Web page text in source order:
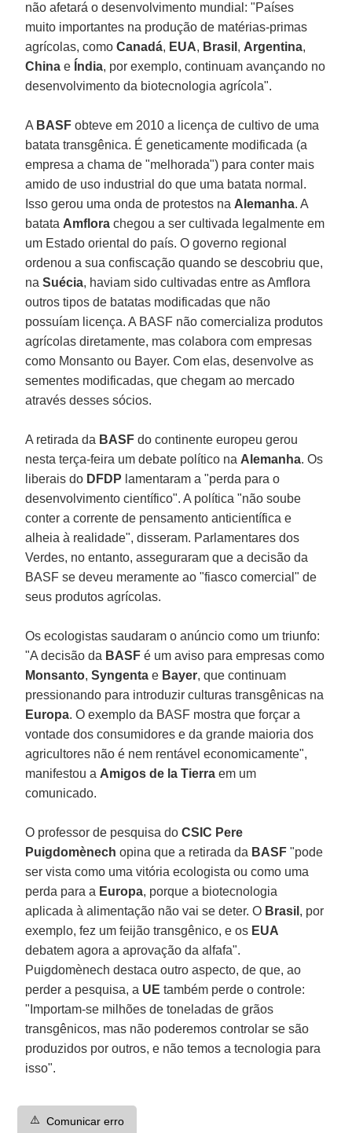
não afetará o desenvolvimento mundial: "Países
muito importantes na produção de matérias-primas
agrícolas, comoCanadá, EUA, Brasil ,Argentina,
Chinae Índia, por exemplo, continuam avançando no
desenvolvimento da biotecnologia agrícola".
A BASFobteve em 2010 a licença de cultivo de uma
batata transgênica. É geneticamente modificada (a
empresa a chama de "melhorada") para conter mais
amido de uso industrial do que uma batata normal.
Isso gerou uma onda de protestos naAlemanha. A
batataAmflorachegou a ser cultivada legalmente em
um Estado oriental do país. O governo regional
ordenou a sua confiscação quando se descobriu que,
naSuécia, haviam sido cultivadas entre as Amflora
outros tipos de batatas modificadas que não
possuíam licença. A BASF não comercializa produtos
agrícolas diretamente, mas colabora com empresas
como Monsanto ou Bayer. Com elas, desenvolve as
sementes modificadas, que chegam ao mercado
através desses sócios.
A retirada da BASFdo continente europeu gerou
nesta terça-feira um debate político naAlemanha. Os
liberais do DFDP lamentaram a "perda para o
desenvolvimento científico". A política "não soube
conter a corrente de pensamento anticientífica e
alheia à realidade", disseram. Parlamentares dos
Verdes, no entanto, asseguraram que a decisão da
BASF se deveu meramente ao "fiasco comercial" de
seus produtos agrícolas.
Os ecologistas saudaram o anúncio como um triunfo:
"A decisão da BASFé um aviso para empresas como
Monsanto,Syngentae Bayer, que continuam
pressionando para introduzir culturas transgênicas na
Europa. O exemplo da BASF mostra que forçar a
vontade dos consumidores e da grande maioria dos
agricultores não é nem rentável economicamente",
manifestou aAmigos de la Tierra em um
comunicado.
O professor de pesquisa doCSIC Pere
Puigdomènechopina que a retirada da BASF"pode
ser vista como uma vitória ecologista ou como uma
perda para a Europa, porque a biotecnologia
aplicada à alimentação não vai se deter. O Brasil , por
exemplo, fez um feijão transgênico, e os EUA
debatem agora a aprovação da alfafa".
Puigdomènech destaca outro aspecto, de que, ao
perder a pesquisa, a UEtambém perde o controle:
"Importam-se milhões de toneladas de grãos
transgênicos, mas não poderemos controlar se são
produzidos por outros, e não temos a tecnologia para
isso".
⚠️ Comunicar erro